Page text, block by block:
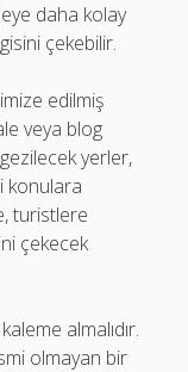
daha kolay
çekebilir.
edilmiş
veya blog
yerler,
konulara
turistlere
çekecek
almalıdır.
olmayan bir